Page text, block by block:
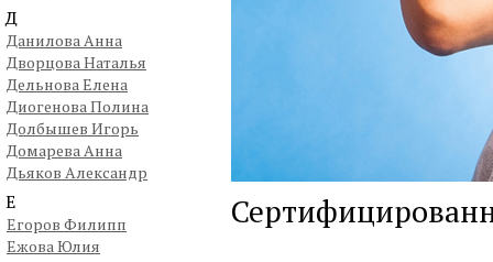
Д
Данилова Анна
Дворцова Наталья
Дельнова Елена
Диогенова Полина
Долбышев Игорь
Домарева Анна
Дьяков Александр
Е
Егоров Филипп
Ежова Юлия